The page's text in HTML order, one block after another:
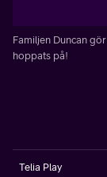
Familjen Duncan
hoppats på!
Telia Play